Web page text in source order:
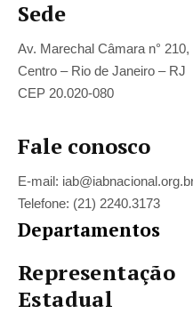
Sede
Av. Marechal Câmara n° 210,
Centro – Rio de Janeiro – RJ
CEP 20.020-080
Fale conosco
E-mail:
Telefone: (21) 2240.3173
Departamentos
Representação
Estadual